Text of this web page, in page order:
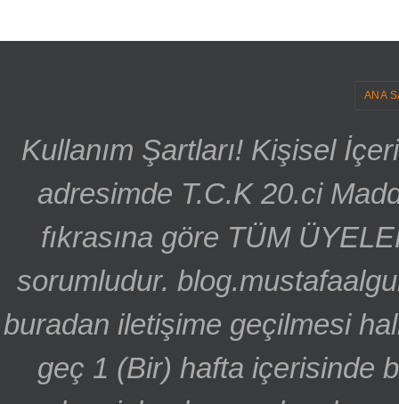
ANA
Kullanım Şartları! Kişisel
adresimde T.C.K 20.ci
fıkrasına göre TÜM
sorumludur.
buradan iletişime geçilmesi
geç 1 (Bir) hafta içerisinde